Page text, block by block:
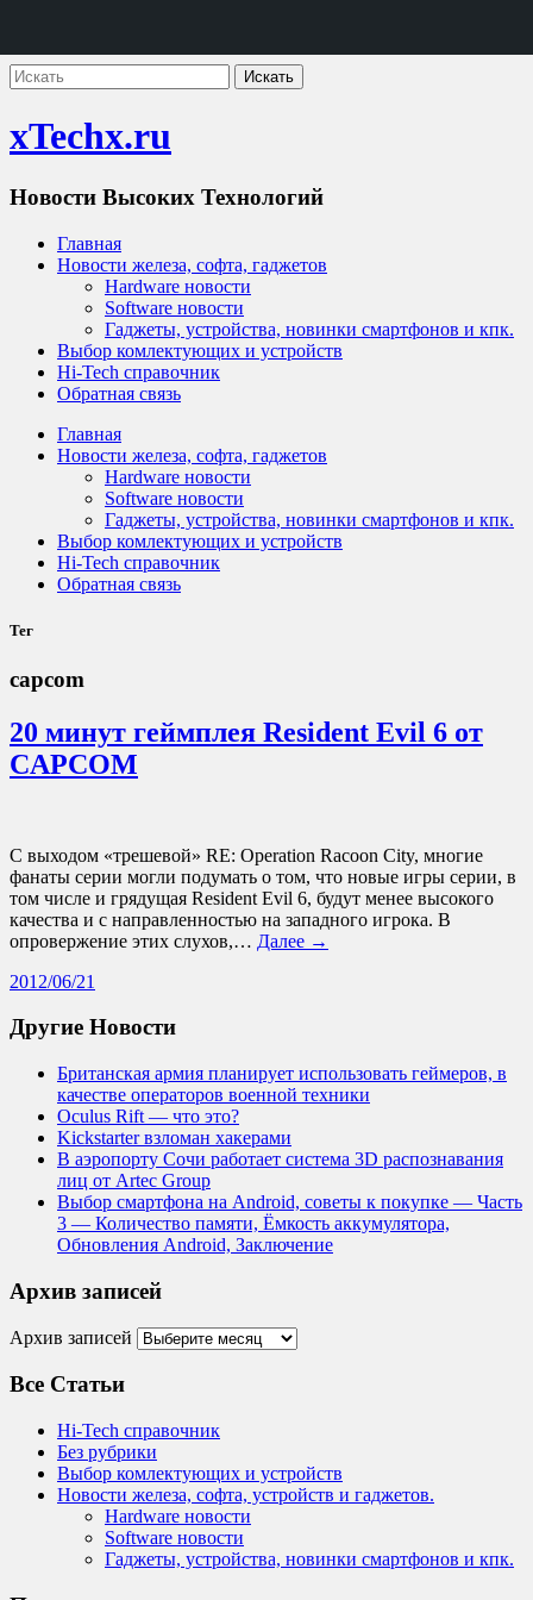
xTechx.ru
Новости Высоких Технологий
Главная
Новости железа, софта, гаджетов
Hardware новости
Software новости
Гаджеты, устройства, новинки смартфонов и кпк.
Выбор комлектующих и устройств
Hi-Tech справочник
Обратная связь
Главная
Новости железа, софта, гаджетов
Hardware новости
Software новости
Гаджеты, устройства, новинки смартфонов и кпк.
Выбор комлектующих и устройств
Hi-Tech справочник
Обратная связь
Тег
capcom
20 минут геймплея Resident Evil 6 от
CAPCOM
С выходом «трешевой» RE: Operation Racoon City, многие
фанаты серии могли подумать о том, что новые игры серии, в
том числе и грядущая Resident Evil 6, будут менее высокого
качества и с направленностью на западного игрока. В
опровержение этих слухов,… Далее →
2012/06/21
Другие Новости
Британская армия планирует использовать геймеров, в
качестве операторов военной техники
Oculus Rift — что это?
Kickstarter взломан хакерами
В аэропорту Сочи работает система 3D распознавания
лиц от Artec Group
Выбор смартфона на Android, советы к покупке — Часть
3 — Количество памяти, Ёмкость аккумулятора,
Обновления Android, Заключение
Архив записей
Архив записей
Все Статьи
Hi-Tech справочник
Без рубрики
Выбор комлектующих и устройств
Новости железа, софта, устройств и гаджетов.
Hardware новости
Software новости
Гаджеты, устройства, новинки смартфонов и кпк.